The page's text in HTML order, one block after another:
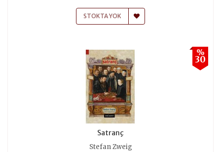
STOKTA YOK
%
30
Satranç
Stefan Zweig